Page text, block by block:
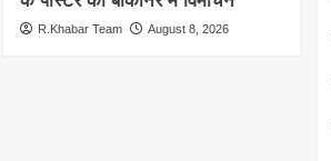
R.Khabar Team August 8, 2026